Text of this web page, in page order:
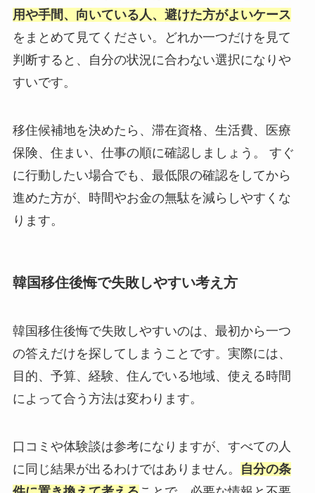
用や手間、向いている人、避けた方がよいケース
をまとめて見てください。どれか一つだけを見て
判断すると、自分の状況に合わない選択になりや
すいです。
移住候補地を決めたら、滞在資格、生活費、医療
保険、住まい、仕事の順に確認しましょう。 すぐ
に行動したい場合でも、最低限の確認をしてから
進めた方が、時間やお金の無駄を減らしやすくな
ります。
韓国移住後悔で失敗しやすい考え方
韓国移住後悔で失敗しやすいのは、最初から一つ
の答えだけを探してしまうことです。実際には、
目的、予算、経験、住んでいる地域、使える時間
によって合う方法は変わります。
口コミや体験談は参考になりますが、すべての人
に同じ結果が出るわけではありません。
自分の条